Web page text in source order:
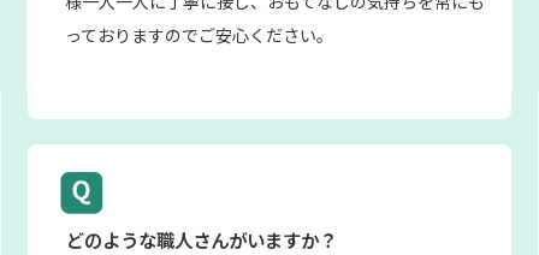
っておりますのでご安心ください。
どのような職人さんがいますか？